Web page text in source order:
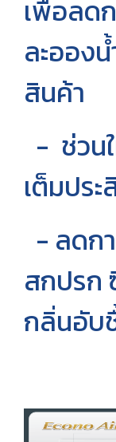
เพื่อลด
ละออง
สินค้า
- ช่วน
เต็มปร
- ลดก
สกปรก
กลิ่นอับ